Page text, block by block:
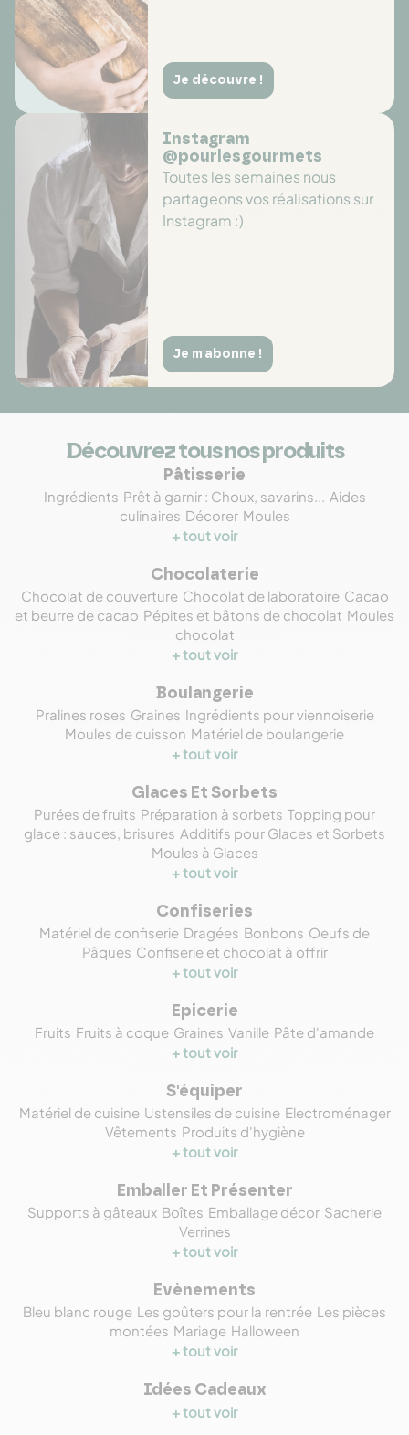
Je découvre !
Instagram
@pourlesgourmets
Toutes les semaines nous
partageons vos réalisations sur
Instagram :)
Je m'abonne !
Découvrez tous nos produits
Pâtisserie
Ingrédients Prêt à garnir : Choux, savarins... Aides
culinaires Décorer Moules
+ tout voir
Chocolaterie
Chocolat de couverture Chocolat de laboratoire Cacao
et beurre de cacao Pépites et bâtons de chocolat Moules
chocolat
+ tout voir
Boulangerie
Pralines roses Graines Ingrédients pour viennoiserie
Moules de cuisson Matériel de boulangerie
+ tout voir
Glaces Et Sorbets
Purées de fruits Préparation à sorbets Topping pour
glace : sauces, brisures Additifs pour Glaces et Sorbets
Moules à Glaces
+ tout voir
Confiseries
Matériel de confiserie Dragées Bonbons Oeufs de
Pâques Confiserie et chocolat à offrir
+ tout voir
Epicerie
Fruits Fruits à coque Graines Vanille Pâte d'amande
+ tout voir
S'équiper
Matériel de cuisine Ustensiles de cuisine Electroménager
Vêtements Produits d'hygiène
+ tout voir
Emballer Et Présenter
Supports à gâteaux Boîtes Emballage décor Sacherie
Verrines
+ tout voir
Evènements
Bleu blanc rouge Les goûters pour la rentrée Les pièces
montées Mariage Halloween
+ tout voir
Idées Cadeaux
+ tout voir